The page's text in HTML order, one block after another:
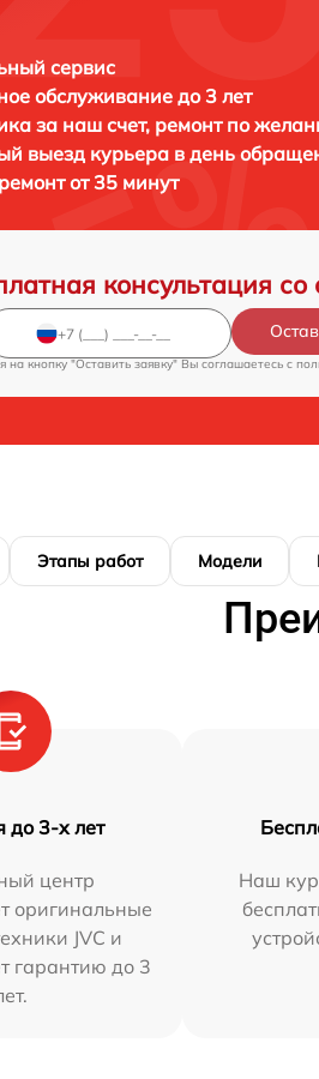
сервис
обслуживание до 3 лет
за наш счет, ремонт по
выезд курьера в день
от 35 минут
консультация
на кнопку "Оставить заявку" Вы соглашаетесь c
Этапы работ Модели
до 3-х лет
центр
оригинальные
JVC и
гарантию до 3
Наш